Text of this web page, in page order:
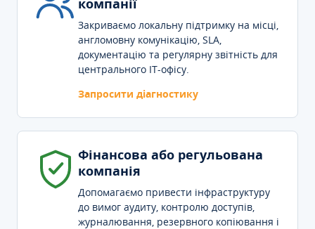
компанії
Закриваємо локальну підтримку на місці,
англомовну комунікацію, SLA,
документацію та регулярну звітність для
центрального IT-офісу.
Запросити діагностику
Фінансова або регульована
компанія
Допомагаємо привести інфраструктуру
до вимог аудиту, контролю доступів,
журналювання, резервного копіювання і